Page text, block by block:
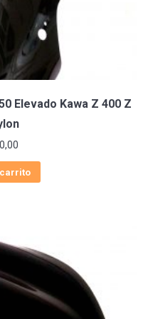
Elevado Kawa Z 400 Z